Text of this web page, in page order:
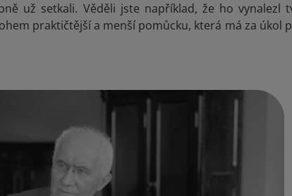
už setkali. Věděli jste například, že ho vynalezl
praktičtější a menší pomůcku, která má za úkol